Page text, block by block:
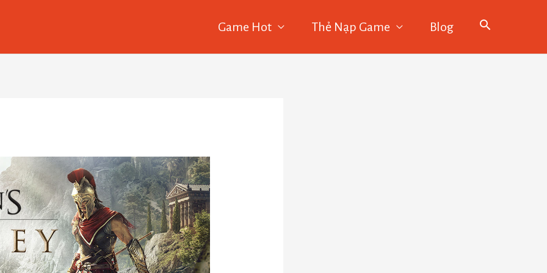
Game Hot Thẻ Nạp Game Blog